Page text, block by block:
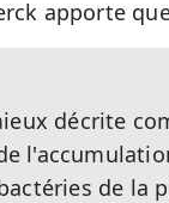
apporte
décrite
de la